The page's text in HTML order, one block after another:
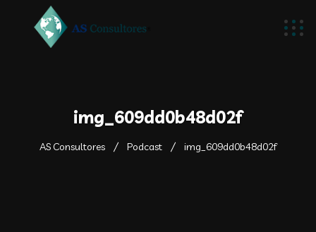
img_609dd0b48d02f
AS Consultores Podcast img_609dd0b48d02f